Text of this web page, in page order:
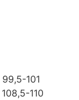
99,5-101
108,5-110